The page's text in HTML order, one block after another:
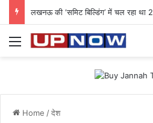
Menu
Home /देश